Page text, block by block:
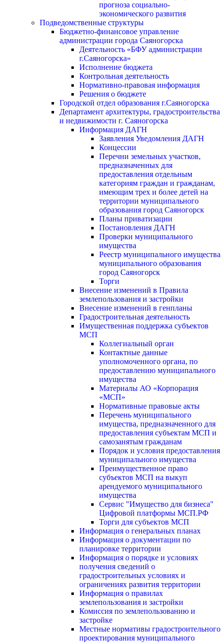
прогноза социально-
экономического развития
Подведомственные структуры
Бюджетно-финансовое управление
администрации города Саяногорска
Деятельность «БФУ администрации
г.Саяногорска»
Исполнение бюджета
Контрольная деятельность
Нормативно-правовая информация
Решения о бюджете
Городской отдел образования г.Саяногорска
Департамент архитектуры, градостроительства
и недвижимости г. Саяногорска
Информация ДАГН
Заявления Уведомления ДАГН
Концессии
Перечни земельных участков,
предназначенных для
предоставления отдельным
категориям граждан и гражданам,
имеющим трех и более детей на
территории муниципального
образования город Саяногорск
Планы приватизации
Постановления ДАГН
Проверки муниципального
имущества
Реестр муниципального имущества
муниципального образования
город Саяногорск
Торги
Внесение изменений в Правила
землепользования и застройки
Внесение изменений в генпланы
Градостроительная деятельность
Имущественная поддержка субъектов
МСП
Коллегиальный орган
Контактные данные
уполномоченного органа, по
предоставлению муниципального
имущества
Материалы АО «Корпорация
«МСП»
Нормативные правовые акты
Перечень муниципального
имущества, предназначенного для
предоставления субъектам МСП и
самозанятым гражданам
Порядок и условия предоставления
муниципального имущества
Преимущественное право
субъектов МСП на выкуп
арендуемого муниципального
имущества
Сервис "Имущество для бизнеса"
Цифровой платформы МСП.РФ
Торги для субъектов МСП
Информация о генеральных планах
Информация о документации по
планировке территории
Информация о порядке и условиях
получения сведений о
градостроительных условиях и
ограничениях развития территории
Информация о правилах
землепользования и застройки
Комиссия по землепользованию и
застройке
Местные нормативы градостроительного
проектирования муниципального